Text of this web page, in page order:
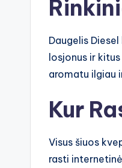
Daugelis
losjonus ir
aromatu ilgiau
Kur
Visus šiuos
rasti